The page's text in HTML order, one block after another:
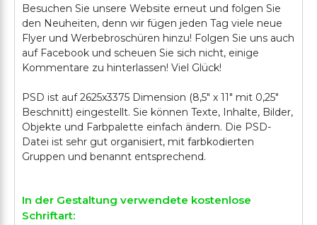
Besuchen Sie unsere Website erneut und folgen Sie
den Neuheiten, denn wir fügen jeden Tag viele neue
Flyer und Werbebroschüren hinzu! Folgen Sie uns auch
auf Facebook und scheuen Sie sich nicht, einige
Kommentare zu hinterlassen! Viel Glück!
PSD ist auf 2625x3375 Dimension (8,5" х 11" mit 0,25"
Beschnitt) eingestellt. Sie können Texte, Inhalte, Bilder,
Objekte und Farbpalette einfach ändern. Die PSD-
Datei ist sehr gut organisiert, mit farbkodierten
In der Gestaltung verwendete kostenlose
Schriftart: